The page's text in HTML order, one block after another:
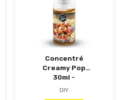
Concentré
Creamy Pop
30ml -
Belgi'Ohm
DIY